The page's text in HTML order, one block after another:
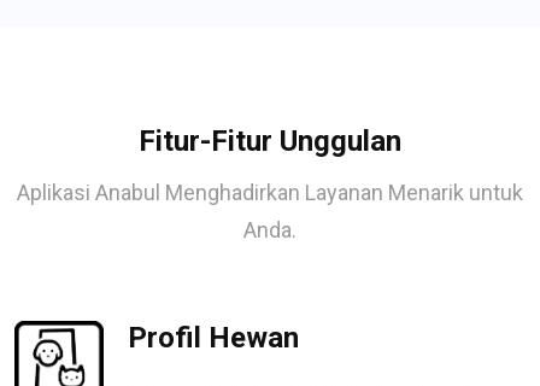
Fitur-Fitur Unggulan
Aplikasi Anabul Menghadirkan Layanan Menarik untuk
Anda.
Profil Hewan